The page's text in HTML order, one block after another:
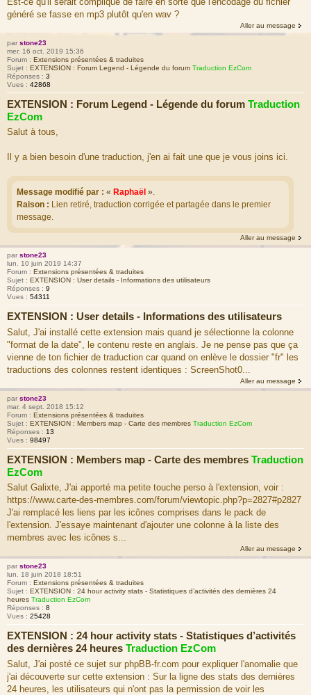
généré se fasse en mp3 plutôt qu'en wav ?
Aller au message
par stone23
mer. 16 oct. 2019 15:36
Forum : Extensions présentées & traduites
Sujet : EXTENSION : Forum Legend - Légende du forum Traduction EzCom
Réponses : 3
Vues : 42868
EXTENSION : Forum Legend - Légende du forum Traduction
EzCom
Salut à tous,
Il y a bien besoin d'une traduction, j'en ai fait une que je vous joins ici.
Message modifié par : « Raphaël ».
Raison : Lien retiré, traduction corrigée et partagée dans le premier
message.
Aller au message
par stone23
lun. 10 juin 2019 14:37
Forum : Extensions présentées & traduites
Sujet : EXTENSION : User details - Informations des utilisateurs
Réponses : 9
Vues : 54311
EXTENSION : User details - Informations des utilisateurs
Salut, J'ai installé cette extension mais quand je sélectionne la colonne
"format de la date", le contenu reste en anglais. Je ne pense pas que ça
vienne de ton fichier de traduction car quand on enlève le dossier "fr" les
traductions des colonnes restent identiques : ScreenShot0...
Aller au message
par stone23
mar. 4 sept. 2018 15:12
Forum : Extensions présentées & traduites
Sujet : EXTENSION : Members map - Carte des membres Traduction EzCom
Réponses : 13
Vues : 98497
EXTENSION : Members map - Carte des membres Traduction
EzCom
Salut Galixte, J'ai apporté ma petite touche perso à l'extension, voir :
https://www.carte-des-membres.com/forum/viewtopic.php?p=2827#p2827
J'ai remplacé les liens par les icônes comprises dans le pack de
l'extension. J'essaye maintenant d'ajouter une colonne à la liste des
membres avec les icônes s...
Aller au message
par stone23
lun. 18 juin 2018 18:51
Forum : Extensions présentées & traduites
Sujet : EXTENSION : 24 hour activity stats - Statistiques d’activités des dernières 24
heures Traduction EzCom
Réponses : 8
Vues : 25428
EXTENSION : 24 hour activity stats - Statistiques d’activités
des dernières 24 heures Traduction EzCom
Salut, J'ai posté ce sujet sur phpBB-fr.com pour expliquer l'anomalie que
j'ai découverte sur cette extension : Sur la ligne des stats des dernières
24 heures, les utilisateurs qui n'ont pas la permission de voir les